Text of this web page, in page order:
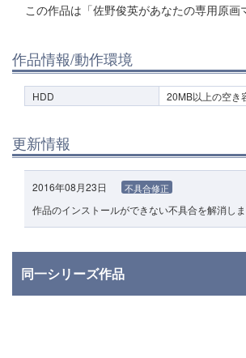
この作品は「佐野俊英があなたの専用原
作品情報/動作環境
HDD 20MB以上の空き
更新情報
2016年08月23日 不具合修正
作品のインストールができない不具合を解消しま
同一シリーズ作品